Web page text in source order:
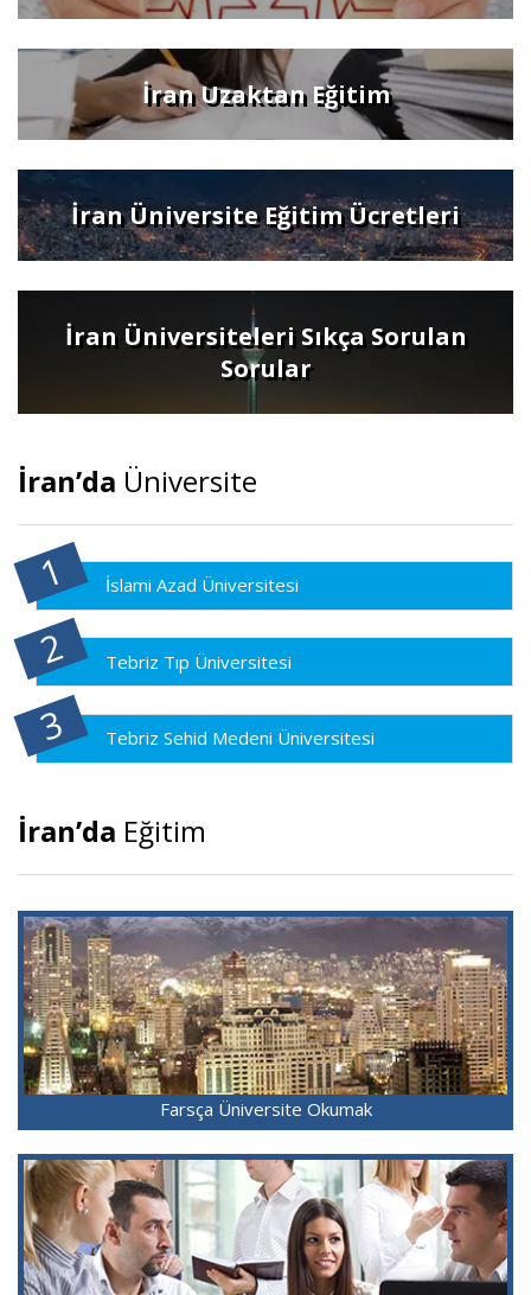
İran Uzaktan Eğitim
İran Üniversite Eğitim Ücretleri
İran Üniversiteleri Sıkça Sorulan
Sorular
İran’da Üniversite
İslami Azad Üniversitesi
Tebriz Tıp Üniversitesi
Tebriz Sehid Medeni Üniversitesi
İran’da Eğitim
Farsça Üniversite Okumak